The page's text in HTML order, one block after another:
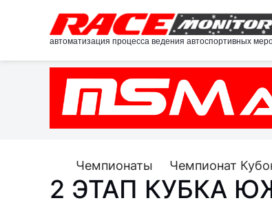
автоматизация процесса ведения автоспортивных
Чемпионаты Чемпионат
2 ЭТАП КУБКА